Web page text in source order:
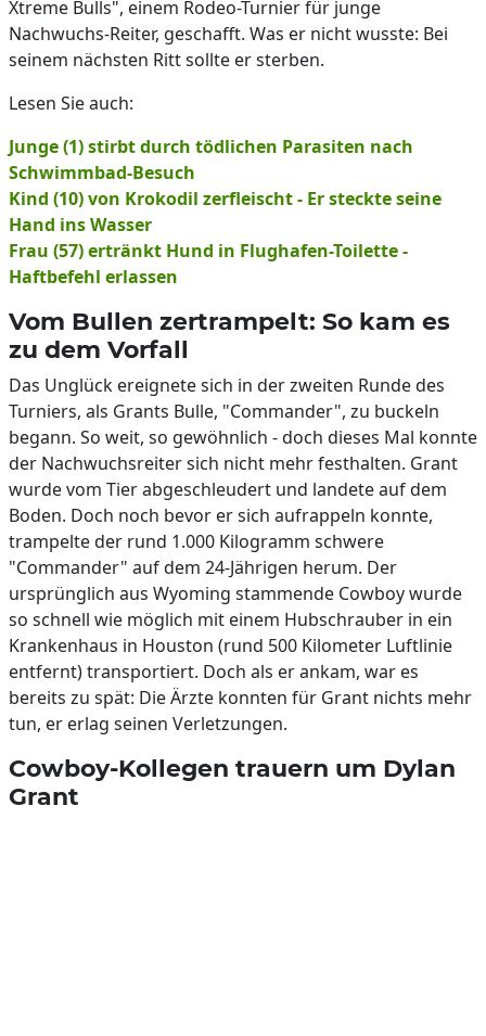
Xtreme Bulls", einem Rodeo-Turnier für junge
Nachwuchs-Reiter, geschafft. Was er nicht wusste: Bei
seinem nächsten Ritt sollte er sterben.
Lesen Sie auch:
Junge (1) stirbt durch tödlichen Parasiten nach
Schwimmbad-Besuch
Kind (10) von Krokodil zerfleischt - Er steckte seine
Hand ins Wasser
Frau (57) ertränkt Hund in Flughafen-Toilette -
Haftbefehl erlassen
Vom Bullen zertrampelt: So kam es
zu dem Vorfall
Das Unglück ereignete sich in der zweiten Runde des
Turniers, als Grants Bulle, "Commander", zu buckeln
begann. So weit, so gewöhnlich - doch dieses Mal konnte
der Nachwuchsreiter sich nicht mehr festhalten. Grant
wurde vom Tier abgeschleudert und landete auf dem
Boden. Doch noch bevor er sich aufrappeln konnte,
trampelte der rund 1.000 Kilogramm schwere
"Commander" auf dem 24-Jährigen herum. Der
ursprünglich aus Wyoming stammende Cowboy wurde
so schnell wie möglich mit einem Hubschrauber in ein
Krankenhaus in Houston (rund 500 Kilometer Luftlinie
entfernt) transportiert. Doch als er ankam, war es
bereits zu spät: Die Ärzte konnten für Grant nichts mehr
tun, er erlag seinen Verletzungen.
Cowboy-Kollegen trauern um Dylan
Grant